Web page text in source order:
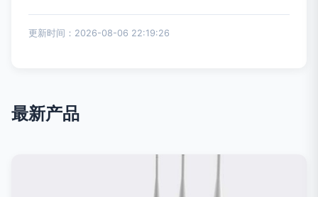
更新时间：2026-08-06 22:19:26
最新产品